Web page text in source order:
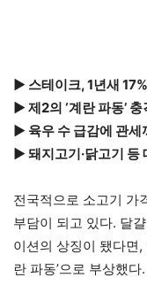
▶ 스테이크, 1년새
▶ 제2의 ‘계란 파동’ 충
▶ 육우 수 급감에 관세
▶ 돼지고기·닭고기 등
전국적으로 소고기 가
부담이 되고 있다. 달
이션의 상징이 됐다면,
란 파동’으로 부상했다.